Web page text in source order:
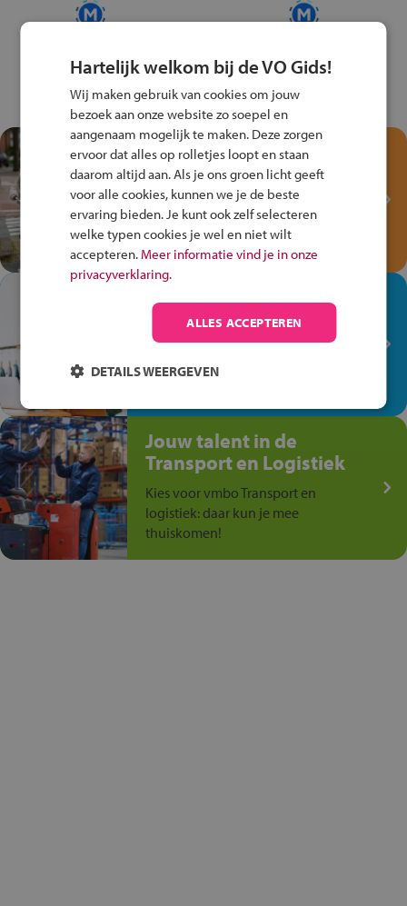
Test je kennis met het
Fiets Veilig
Verkeersspel!
Speel het Fiets Veilig Verkeersspel
en win een Cortina-fiets!
In de winkel ben je op je
plek!
op de winkelvloer, waar elke dag
Jouw talent in de
Transport en Logistiek
Kies voor vmbo Transport en
logistiek: daar kun je mee
thuiskomen!
Hartelijk welkom bij de VO Gids!
Wij maken gebruik van cookies om jouw
bezoek aan onze website zo soepel en
aangenaam mogelijk te maken. Deze zorgen
ervoor dat alles op rolletjes loopt en staan
daarom altijd aan. Als je ons groen licht geeft
voor alle cookies, kunnen we je de beste
ervaring bieden. Je kunt ook zelf selecteren
welke typen cookies je wel en niet wilt
accepteren. Meer informatie vind je in onze
privacyverklaring.
ALLES ACCEPTEREN
DETAILS WEERGEVEN